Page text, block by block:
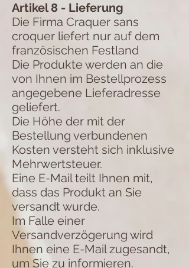
Artikel 8 - Lieferung
Die Firma Craquer sans
croquer liefert nur auf dem
französischen Festland
Die Produkte werden an die
von Ihnen im Bestellprozess
angegebene Lieferadresse
geliefert.
Die Höhe der mit der
Bestellung verbundenen
Kosten versteht sich inklusive
Mehrwertsteuer.
Eine E-Mail teilt Ihnen mit,
dass das Produkt an Sie
versandt wurde.
Im Falle einer
Versandverzögerung wird
Ihnen eine E-Mail zugesandt,
um Sie zu informieren.